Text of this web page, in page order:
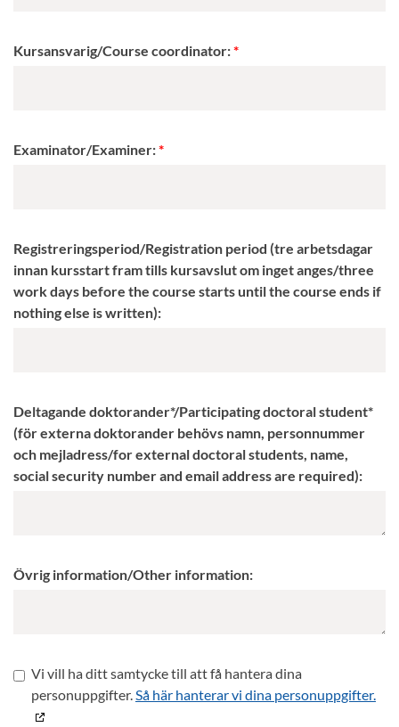
Kursansvarig/Course coordinator:
Examinator/Examiner:
Registreringsperiod/Registration period (tre arbetsdagar
innan kursstart fram tills kursavslut om inget anges/three
work days before the course starts until the course ends if
nothing else is written):
Deltagande doktorander*/Participating doctoral student*
(för externa doktorander behövs namn, personnummer
och mejladress/for external doctoral students, name,
social security number and email address are required):
Övrig information/Other information:
Vi vill ha ditt samtycke till att få hantera dina
personuppgifter.Så här hanterar vi dina personuppgifter.